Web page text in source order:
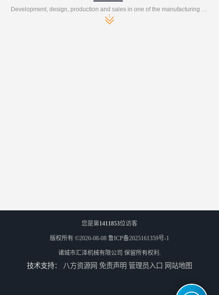
Development, design, production and sales in one of the manufacturing enterprises
您是第1411853位访客
版权所有 ©2026-08-08 鲁ICP备2025161359号-1
诸城市汇泽机械有限公司 保留所有权利.
技术支持： 八方资源网 免责声明 管理员入口 网站地图